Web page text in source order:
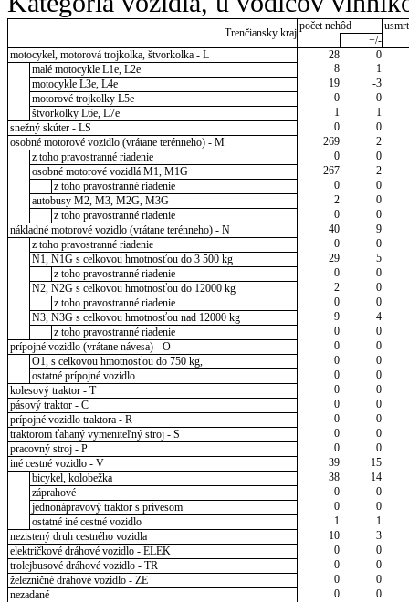
Trenčiansky kraj
počet nehôd
+/-
motocykel, motorová trojkolka, štvorkolka - L
28
0
malé motocykle L1e, L2e
8
1
motocykle L3e, L4e
19
-3
motorové trojkolky L5e
0
0
štvorkolky L6e, L7e
1
1
snežný skúter - LS
0
0
osobné motorové vozidlo (vrátane terénneho) - M
269
2
z toho pravostranné riadenie
0
0
osobné motorové vozidlá M1, M1G
267
2
z toho pravostranné riadenie
0
0
autobusy M2, M3, M2G, M3G
2
0
z toho pravostranné riadenie
0
0
nákladné motorové vozidlo (vrátane terénneho) - N
40
9
z toho pravostranné riadenie
0
0
N1, N1G s celkovou hmotnosťou do 3 500 kg
29
5
z toho pravostranné riadenie
0
0
N2, N2G s celkovou hmotnosťou do 12000 kg
2
0
z toho pravostranné riadenie
0
0
N3, N3G s celkovou hmotnosťou nad 12000 kg
9
4
z toho pravostranné riadenie
0
0
prípojné vozidlo (vrátane návesa) - O
0
0
O1, s celkovou hmotnosťou do 750 kg,
0
0
ostatné prípojné vozidlo
0
0
kolesový traktor - T
0
0
pásový traktor - C
0
0
prípojné vozidlo traktora - R
0
0
traktorom ťahaný vymeniteľný stroj - S
0
0
pracovný stroj - P
0
0
iné cestné vozidlo - V
39
15
bicykel, kolobežka
38
14
záprahové
0
0
jednonápravový traktor s prívesom
0
0
ostatné iné cestné vozidlo
1
1
nezistený druh cestného vozidla
10
3
električkové dráhové vozidlo - ELEK
0
0
trolejbusové dráhové vozidlo - TR
0
0
železničné dráhové vozidlo - ZE
0
0
nezadané
0 0